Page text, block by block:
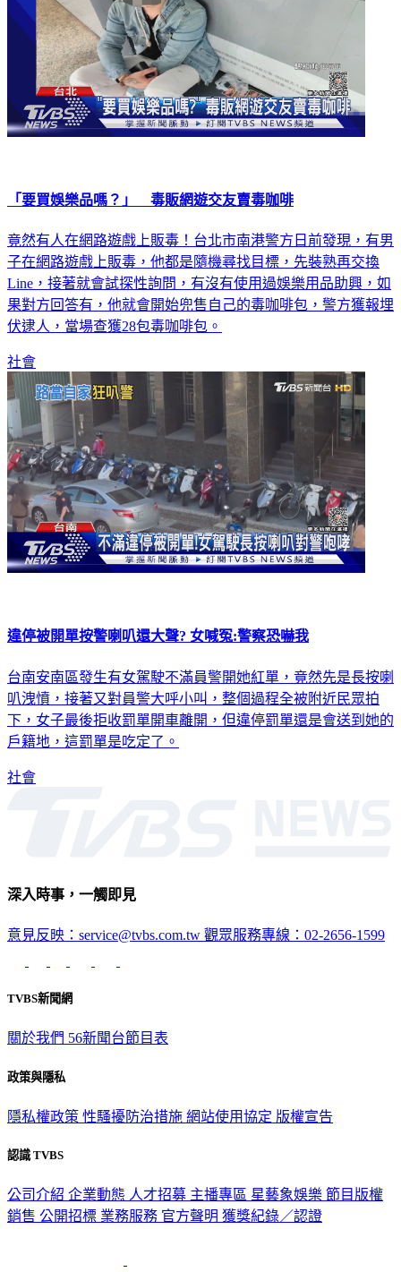
「要買娛樂品嗎？」 毒販網遊交友賣毒咖啡
竟然有人在網路遊戲上販毒！台北市南港警方日前發現，有男
子在網路遊戲上販毒，他都是隨機尋找目標，先裝熟再交換
Line，接著就會試探性詢問，有沒有使用過娛樂用品助興，如
果對方回答有，他就會開始兜售自己的毒咖啡包，警方獲報埋
伏逮人，當場查獲28包毒咖啡包。
社會
違停被開單按警喇叭還大聲? 女喊冤:警察恐嚇我
台南安南區發生有女駕駛不滿員警開她紅單，竟然先是長按喇
叭洩憤，接著又對員警大呼小叫，整個過程全被附近民眾拍
下，女子最後拒收罰單開車離開，但違停罰單還是會送到她的
戶籍地，這罰單是吃定了。
社會
深入時事，一觸即見
意見反映：service@tvbs.com.tw 觀眾服務專線：02-2656-1599
TVBS新聞網
關於我們 56新聞台節目表
政策與隱私
隱私權政策 性騷擾防治措施 網站使用協定 版權宣告
認識 TVBS
公司介紹 企業動態 人才招募 主播專區 星藝象娛樂 節目版權
銷售 公開招標 業務服務 官方聲明 獲獎紀錄／認證